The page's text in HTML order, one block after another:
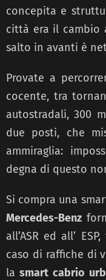
concepita e
città era il cambio
salto in avanti è
Provate a
cocente, tra
autostradali, 300
due posti, che
ammiraglia:
degna di questo
Si compra una
Mercedes-Benz
all’ASR ed all’
caso di raffiche di
la smart cabrio